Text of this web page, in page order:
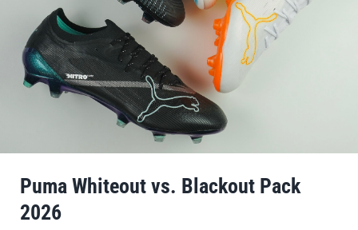
Puma Whiteout vs. Blackout Pack
2026